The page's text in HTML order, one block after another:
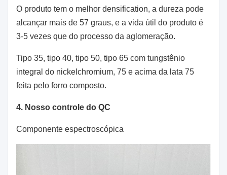
O produto tem o melhor densification, a dureza pode
alcançar mais de 57 graus, e a vida útil do produto é
3-5 vezes que do processo da aglomeração.
Tipo 35, tipo 40, tipo 50, tipo 65 com tungstênio
integral do nickelchromium, 75 e acima da lata 75
feita pelo forro composto.
4. Nosso controle do QC
Componente espectroscópica